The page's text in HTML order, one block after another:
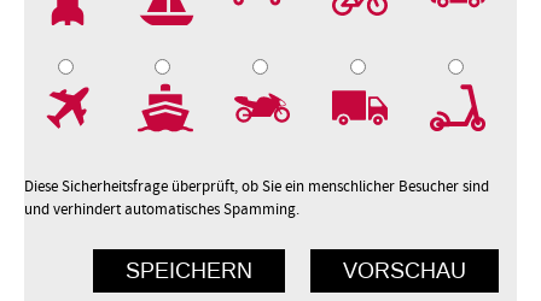
Diese Sicherheitsfrage überprüft, ob Sie ein menschlicher Besucher sind
und verhindert automatisches Spamming.